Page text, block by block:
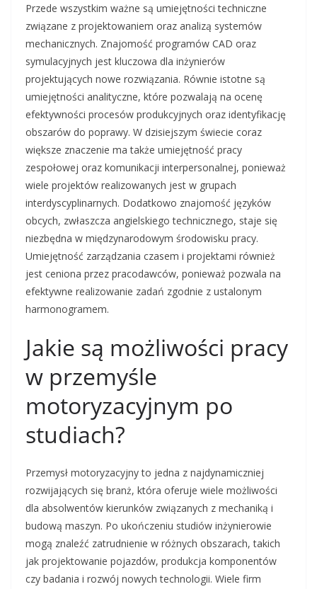
Przede wszystkim ważne są umiejętności techniczne
związane z projektowaniem oraz analizą systemów
mechanicznych. Znajomość programów CAD oraz
symulacyjnych jest kluczowa dla inżynierów
projektujących nowe rozwiązania. Równie istotne są
umiejętności analityczne, które pozwalają na ocenę
efektywności procesów produkcyjnych oraz identyfikację
obszarów do poprawy. W dzisiejszym świecie coraz
większe znaczenie ma także umiejętność pracy
zespołowej oraz komunikacji interpersonalnej, ponieważ
wiele projektów realizowanych jest w grupach
interdyscyplinarnych. Dodatkowo znajomość języków
obcych, zwłaszcza angielskiego technicznego, staje się
niezbędna w międzynarodowym środowisku pracy.
Umiejętność zarządzania czasem i projektami również
jest ceniona przez pracodawców, ponieważ pozwala na
efektywne realizowanie zadań zgodnie z ustalonym
harmonogramem.
Jakie są możliwości pracy
w przemyśle
motoryzacyjnym po
studiach?
Przemysł motoryzacyjny to jedna z najdynamiczniej
rozwijających się branż, która oferuje wiele możliwości
dla absolwentów kierunków związanych z mechaniką i
budową maszyn. Po ukończeniu studiów inżynierowie
mogą znaleźć zatrudnienie w różnych obszarach, takich
jak projektowanie pojazdów, produkcja komponentów
czy badania i rozwój nowych technologii. Wiele firm